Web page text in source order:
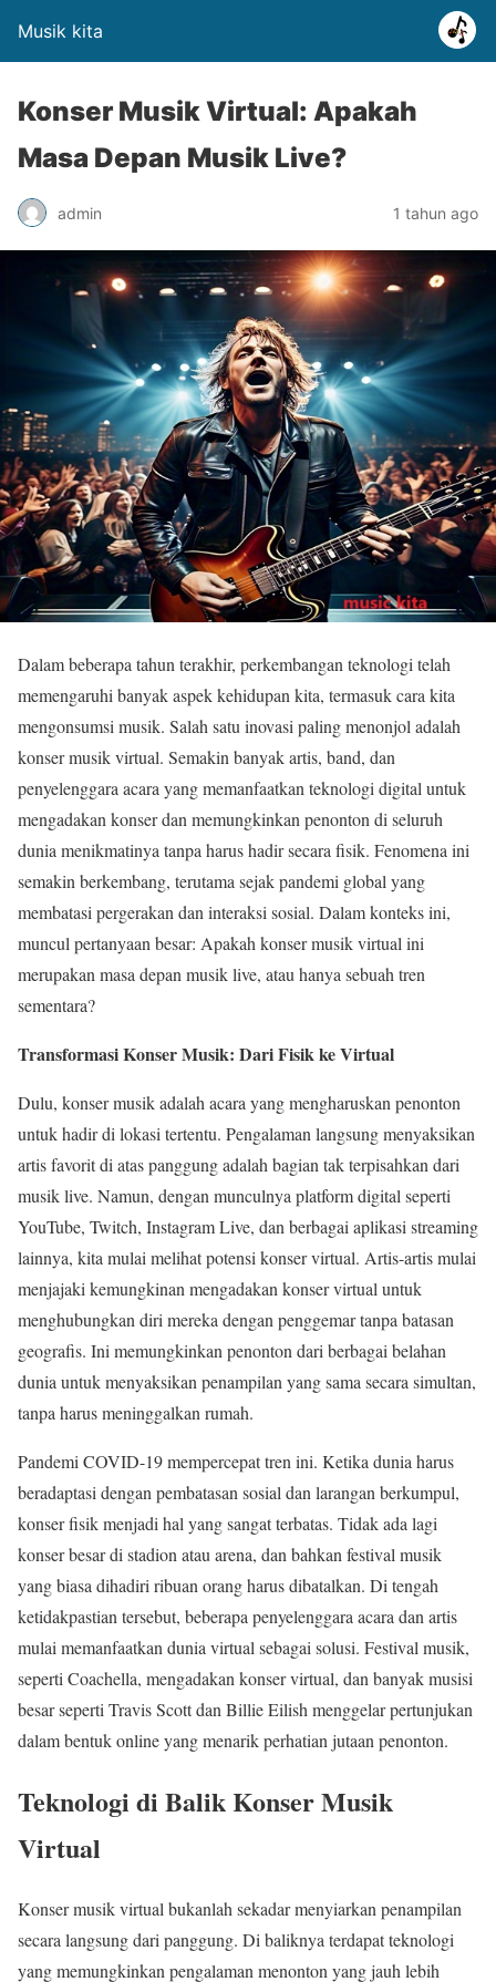
Musik kita
Konser Musik Virtual: Apakah
Masa Depan Musik Live?
admin 1 tahun ago
Dalam beberapa tahun terakhir, perkembangan teknologi telah
memengaruhi banyak aspek kehidupan kita, termasuk cara kita
mengonsumsi musik. Salah satu inovasi paling menonjol adalah
konser musik virtual. Semakin banyak artis, band, dan
penyelenggara acara yang memanfaatkan teknologi digital untuk
mengadakan konser dan memungkinkan penonton di seluruh
dunia menikmatinya tanpa harus hadir secara fisik. Fenomena ini
semakin berkembang, terutama sejak pandemi global yang
membatasi pergerakan dan interaksi sosial. Dalam konteks ini,
muncul pertanyaan besar: Apakah konser musik virtual ini
merupakan masa depan musik live, atau hanya sebuah tren
sementara?
Transformasi Konser Musik: Dari Fisik ke Virtual
Dulu, konser musik adalah acara yang mengharuskan penonton
untuk hadir di lokasi tertentu. Pengalaman langsung menyaksikan
artis favorit di atas panggung adalah bagian tak terpisahkan dari
musik live. Namun, dengan munculnya platform digital seperti
YouTube, Twitch, Instagram Live, dan berbagai aplikasi streaming
lainnya, kita mulai melihat potensi konser virtual. Artis-artis mulai
menjajaki kemungkinan mengadakan konser virtual untuk
menghubungkan diri mereka dengan penggemar tanpa batasan
geografis. Ini memungkinkan penonton dari berbagai belahan
dunia untuk menyaksikan penampilan yang sama secara simultan,
tanpa harus meninggalkan rumah.
Pandemi COVID-19 mempercepat tren ini. Ketika dunia harus
beradaptasi dengan pembatasan sosial dan larangan berkumpul,
konser fisik menjadi hal yang sangat terbatas. Tidak ada lagi
konser besar di stadion atau arena, dan bahkan festival musik
yang biasa dihadiri ribuan orang harus dibatalkan. Di tengah
ketidakpastian tersebut, beberapa penyelenggara acara dan artis
mulai memanfaatkan dunia virtual sebagai solusi. Festival musik,
seperti Coachella, mengadakan konser virtual, dan banyak musisi
besar seperti Travis Scott dan Billie Eilish menggelar pertunjukan
dalam bentuk online yang menarik perhatian jutaan penonton.
Teknologi di Balik Konser Musik
Virtual
Konser musik virtual bukanlah sekadar menyiarkan penampilan
secara langsung dari panggung. Di baliknya terdapat teknologi
yang memungkinkan pengalaman menonton yang jauh lebih